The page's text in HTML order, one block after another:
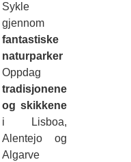
Sykle
gjennom
fantastiske
naturparker
Oppdag
tradisjonene
og skikkene
i Lisboa,
Alentejo og
Algarve